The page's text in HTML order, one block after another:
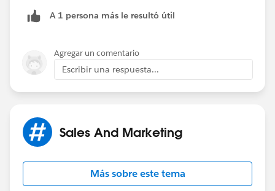
--KC A 1 persona más le resultó útil
Agregar un comentario
Escribir una respuesta...
Sales And Marketing
Más sobre este tema